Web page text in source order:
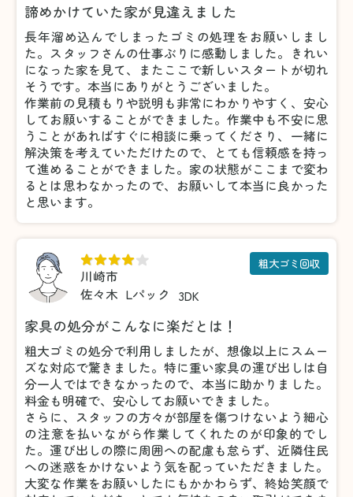
諦めかけていた家が見違えました
長年溜め込んでしまったゴミの処理をお願いしまし
た。スタッフさんの仕事ぶりに感動しました。きれい
になった家を見て、またここで新しいスタートが切れ
そうです。本当にありがとうございました。
作業前の見積もりや説明も非常にわかりやすく、安心
してお願いすることができました。作業中も不安に思
うことがあればすぐに相談に乗ってくださり、一緒に
解決策を考えていただけたので、とても信頼感を持っ
て進めることができました。家の状態がここまで変わ
るとは思わなかったので、お願いして本当に良かった
と思います。
川崎市
佐々木 Lパック 3DK
粗大ゴミ回収
家具の処分がこんなに楽だとは！
粗大ゴミの処分で利用しましたが、想像以上にスムー
ズな対応で驚きました。特に重い家具の運び出しは自
分一人ではできなかったので、本当に助かりました。
料金も明確で、安心してお願いできました。
さらに、スタッフの方々が部屋を傷つけないよう細心
の注意を払いながら作業してくれたのが印象的でし
た。運び出しの際に周囲への配慮も怠らず、近隣住民
への迷惑をかけないよう気を配っていただきました。
大変な作業をお願いしたにもかかわらず、終始笑顔で